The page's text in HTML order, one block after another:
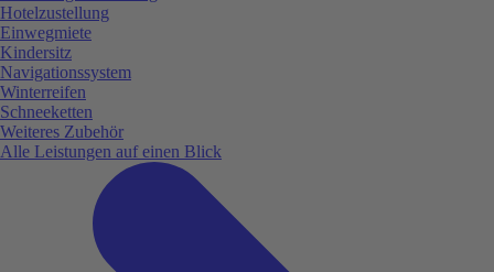
Hotelzustellung
Einwegmiete
Kindersitz
Navigationssystem
Winterreifen
Schneeketten
Weiteres Zubehör
Alle Leistungen auf einen Blick